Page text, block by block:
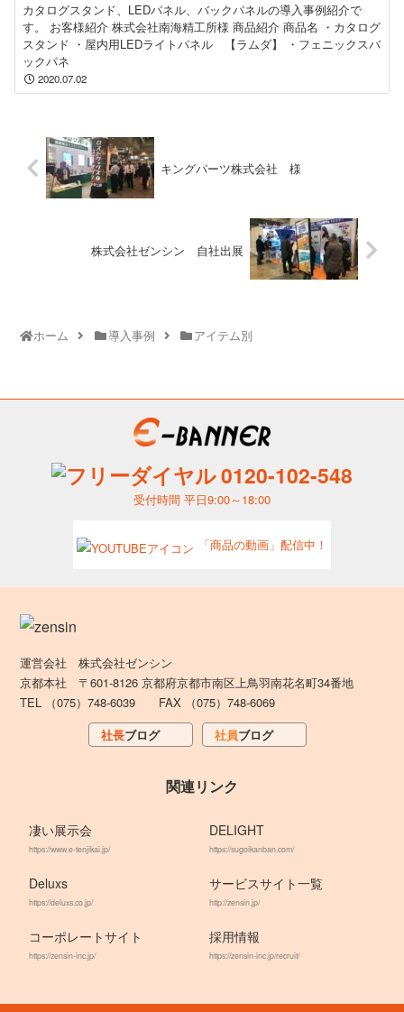
カタログスタンド、LEDパネル、バックパネルの導入事例紹介で
す。 お客様紹介 株式会社南海精工所様 商品紹介 商品名 ・カタログ
スタンド ・屋内用LEDライトパネル 【ラムダ】 ・フェニックスバ
ックパネ
2020.07.02
キングパーツ株式会社 様
株式会社ゼンシン 自社出展
ホーム 導入事例 アイテム別
0120-102-548
受付時間 平日9:00～18:00
「商品の動画」配信中！
運営会社 株式会社ゼンシン
京都本社 〒601-8126 京都府京都市南区上鳥羽南花名町34番地
TEL （075）748-6039 FAX （075）748-6069
社長ブログ 社員ブログ
関連リンク
凄い展示会
https://www.e-tenjikai.jp/
DELIGHT
https://sugoikanban.com/
Deluxs
https://deluxs.co.jp/
サービスサイト一覧
http://zensin.jp/
コーポレートサイト
https://zensin-inc.jp/
採用情報
https://zensin-inc.jp/recruit/